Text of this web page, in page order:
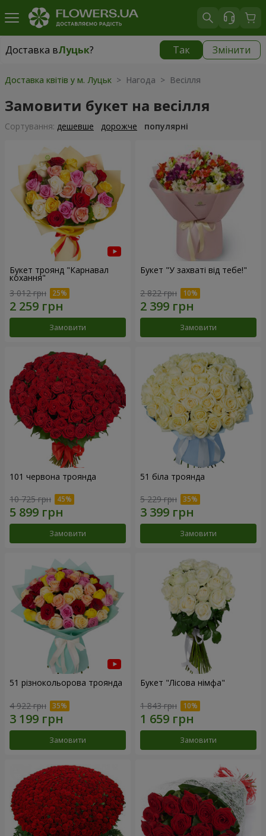
Доставка вЛуцьк? Так Змінити
Доставка вЛуцьк|
Доставка квітів у м. Луцьк > Нагода > Весілля
Замовити букет на весілля
Сортування: дешевше дорожче популярні
Букет троянд "Карнавал
кохання"
3 012 грн
Замовити
Букет "У захваті від тебе!"
2 822 грн
Замовити
101 червона троянда
10 725 грн
Замовити
51 біла троянда
5 229 грн
Замовити
51 різнокольорова троянда
4 922 грн
Замовити
Букет "Лісова німфа"
1 843 грн
Замовити